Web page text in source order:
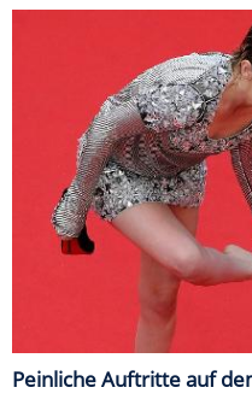
Peinliche Auftritte auf